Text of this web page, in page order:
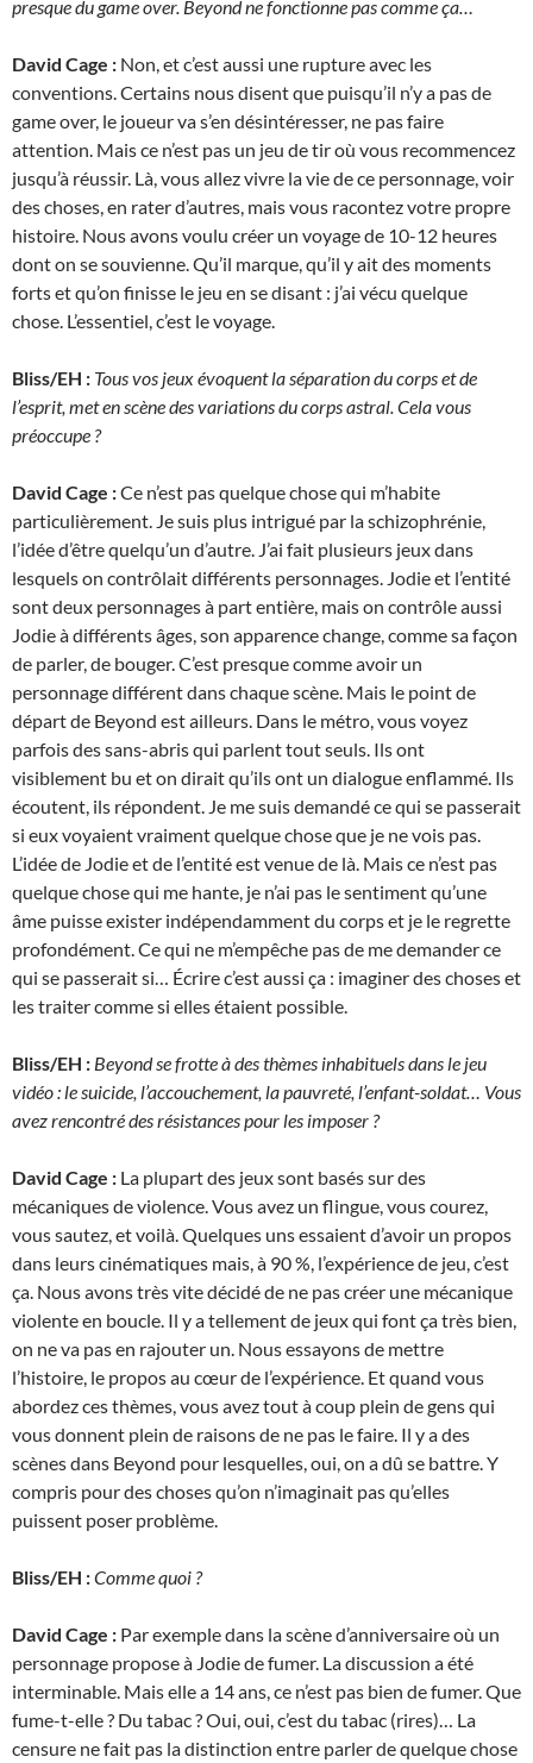
presque du game over. Beyond ne fonctionne pas comme ça…
David Cage : Non, et c’est aussi une rupture avec les
conventions. Certains nous disent que puisqu’il n’y a pas de
game over, le joueur va s’en désintéresser, ne pas faire
attention. Mais ce n’est pas un jeu de tir où vous recommencez
jusqu’à réussir. Là, vous allez vivre la vie de ce personnage, voir
des choses, en rater d’autres, mais vous racontez votre propre
histoire. Nous avons voulu créer un voyage de 10-12 heures
dont on se souvienne. Qu’il marque, qu’il y ait des moments
forts et qu’on finisse le jeu en se disant : j’ai vécu quelque
chose. L’essentiel, c’est le voyage.
Bliss/EH : Tous vos jeux évoquent la séparation du corps et de
l’esprit, met en scène des variations du corps astral. Cela vous
préoccupe ?
David Cage :Ce n’est pas quelque chose qui m’habite
particulièrement. Je suis plus intrigué par la schizophrénie,
l’idée d’être quelqu’un d’autre. J’ai fait plusieurs jeux dans
lesquels on contrôlait différents personnages. Jodie et l’entité
sont deux personnages à part entière, mais on contrôle aussi
Jodie à différents âges, son apparence change, comme sa façon
de parler, de bouger. C’est presque comme avoir un
personnage différent dans chaque scène. Mais le point de
départ de Beyond est ailleurs. Dans le métro, vous voyez
parfois des sans-abris qui parlent tout seuls. Ils ont
visiblement bu et on dirait qu’ils ont un dialogue enflammé. Ils
écoutent, ils répondent. Je me suis demandé ce qui se passerait
si eux voyaient vraiment quelque chose que je ne vois pas.
L’idée de Jodie et de l’entité est venue de là. Mais ce n’est pas
quelque chose qui me hante, je n’ai pas le sentiment qu’une
âme puisse exister indépendamment du corps et je le regrette
profondément. Ce qui ne m’empêche pas de me demander ce
qui se passerait si… Écrire c’est aussi ça : imaginer des choses et
les traiter comme si elles étaient possible.
Bliss/EH : Beyond se frotte à des thèmes inhabituels dans le jeu
vidéo : le suicide, l’accouchement, la pauvreté, l’enfant-soldat… Vous
avez rencontré des résistances pour les imposer ?
David Cage : La plupart des jeux sont basés sur des
mécaniques de violence. Vous avez un flingue, vous courez,
vous sautez, et voilà. Quelques uns essaient d’avoir un propos
dans leurs cinématiques mais, à 90 %, l’expérience de jeu, c’est
ça. Nous avons très vite décidé de ne pas créer une mécanique
violente en boucle. Il y a tellement de jeux qui font ça très bien,
on ne va pas en rajouter un. Nous essayons de mettre
l’histoire, le propos au cœur de l’expérience. Et quand vous
abordez ces thèmes, vous avez tout à coup plein de gens qui
vous donnent plein de raisons de ne pas le faire. Il y a des
scènes dans Beyond pour lesquelles, oui, on a dû se battre. Y
compris pour des choses qu’on n’imaginait pas qu’elles
puissent poser problème.
Bliss/EH :Comme quoi ?
David Cage : Par exemple dans la scène d’anniversaire où un
personnage propose à Jodie de fumer. La discussion a été
interminable. Mais elle a 14 ans, ce n’est pas bien de fumer. Que
fume-t-elle ? Du tabac ? Oui, oui, c’est du tabac (rires)… La
censure ne fait pas la distinction entre parler de quelque chose